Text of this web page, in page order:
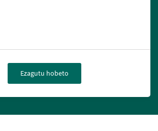
Ezagutu hobeto